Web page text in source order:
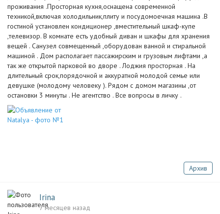
проживания .Просторная кухня,оснащена современной
техникой,включая холодильник,плиту и посудомоечная машина .В
гостиной установлен кондиционер ,вместительный шкаф-купе
,телевизор. В комнате есть удобный диван и шкафы для хранения
вещей . Санузел совмещенный ,оборудован ванной и стиральной
машиной . Дом располагает пассажирским и грузовым лифтами ,а
так же открытой парковой во дворе . Лоджия просторная . На
длительный срок,порядочной и аккуратной молодой семье или
девушке (молодому человеку ). Рядом с домом магазины ,от
остановки 3 минуты . Не агентство . Все вопросы в личку .
Архив
Irina
7 месяцев назад